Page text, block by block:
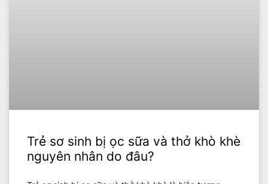
Trẻ sơ sinh bị ọc sữa và thở khò khè
nguyên nhân do đâu?